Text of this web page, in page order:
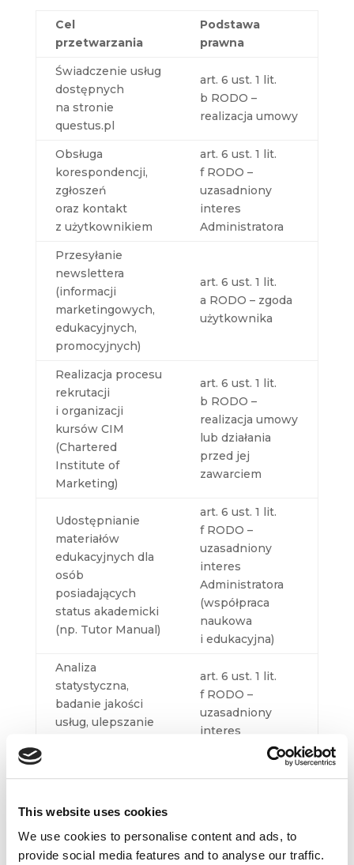
This website uses cookies
We use cookies to personalise content and ads, to
provide social media features and to analyse our traffic.
Cel
przetwarzania
Podstawa
prawna
Świadczenie usług
dostępnych
na stronie
questus.pl
art. 6 ust. 1 lit.
b RODO –
realizacja umowy
Obsługa
korespondencji,
zgłoszeń
oraz kontakt
z użytkownikiem
art. 6 ust. 1 lit.
f RODO –
uzasadniony
interes
Administratora
Przesyłanie
newslettera
(informacji
marketingowych,
edukacyjnych,
promocyjnych)
art. 6 ust. 1 lit.
a RODO – zgoda
użytkownika
Realizacja procesu
rekrutacji
i organizacji
kursów CIM
(Chartered
Institute of
Marketing)
art. 6 ust. 1 lit.
b RODO –
realizacja umowy
lub działania
przed jej
zawarciem
Udostępnianie
materiałów
edukacyjnych dla
osób
posiadających
status akademicki
(np. Tutor Manual)
art. 6 ust. 1 lit.
f RODO –
uzasadniony
interes
Administratora
(współpraca
naukowa
i edukacyjna)
Analiza
statystyczna,
badanie jakości
usług, ulepszanie
art. 6 ust. 1 lit.
f RODO –
uzasadniony
interes
Administratora
Dane osobowe mogą być przekazywane
podmiotom współpracującym z Administratorem: